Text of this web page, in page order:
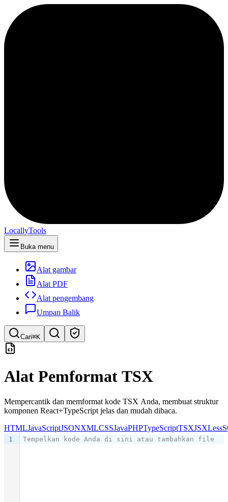
LocallyTools
Buka menu
Alat gambar
Alat PDF
Alat pengembang
Umpan Balik
Cari⌘K
Cari alat
Pencarian cepat untuk alat
Alat Pemformat TSX
Mempercantik dan memformat kode TSX Anda, membuat struktur
komponen React+TypeScript jelas dan mudah dibaca.
HTMLJavaScriptJSONXMLCSSJavaPHPTypeScriptTSXJSXLess
1 Tempelkan kode Anda di sini atau tambahkan file